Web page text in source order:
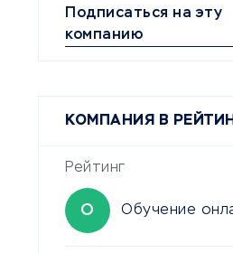
Подписаться на эту
компанию
КОМПАНИЯ В
Рейтинг
О Обучение